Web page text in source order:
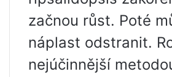
začnou růst. Poté
náplast odstranit.
nejúčinnější